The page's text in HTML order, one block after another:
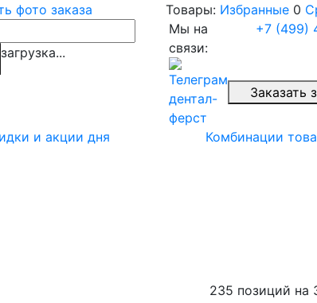
фото заказа Товары: Избранные 0
загрузка...
Мы на
связи:
+7 (499)
Заказать
и акции дня
Комбинации
235 позиций на